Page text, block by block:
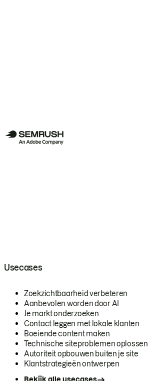
Usecases
Zoekzichtbaarheid verbeteren
Aanbevolen worden door AI
Je markt onderzoeken
Contact leggen met lokale klanten
Boeiende content maken
Technische siteproblemen oplossen
Autoriteit opbouwen buiten je site
Klantstrategieën ontwerpen